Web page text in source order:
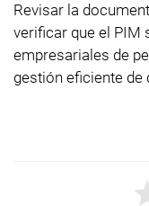
Revisar la
verificar que el PIM
empresariales de
gestión eficiente de